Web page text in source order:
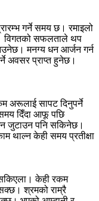
गर्ने समय छ। रमाइलो
विगतको सफलताले थप
मनग्य धन आर्जन गर्न
अवसर प्राप्त हुनेछ।
सापट दिनुपर्ने
दिँदा आफू पछि
जुटाउन पनि सकिनेछ।
थाल्न केही समय प्रतीक्षा
केही रकम
श्रमको राम्रै